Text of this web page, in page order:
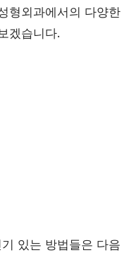
형외과에서의 다양한
겠습니다.
있는 방법들은 다음